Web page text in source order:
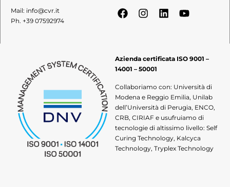
Mail: info@cvr.it
Ph. +39 07592974
Azienda certificata ISO 9001 –
14001 – 50001
Collaboriamo con: Università di
Modena e Reggio Emilia, Unilab
dell’Università di Perugia, ENCO,
CRB, CIRIAF e usufruiamo di
tecnologie di altissimo livello: Self
Curing Technology, Kalcyca
Technology, Tryplex Technology